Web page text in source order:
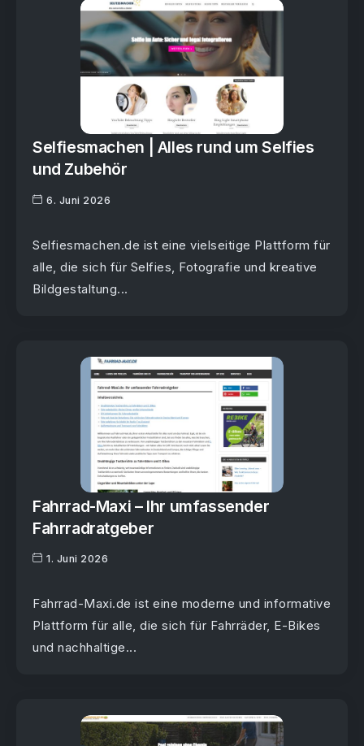
Selfiesmachen | Alles rund um Selfies
und Zubehör
6. Juni 2026
Selfiesmachen.de ist eine vielseitige Plattform für
alle, die sich für Selfies, Fotografie und kreative
Bildgestaltung...
Fahrrad-Maxi – Ihr umfassender
Fahrradratgeber
1. Juni 2026
Fahrrad-Maxi.de ist eine moderne und informative
Plattform für alle, die sich für Fahrräder, E-Bikes
und nachhaltige...